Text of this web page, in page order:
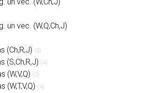
un vec. (W,Q,Ch,J)
(Ch,R,J) (8)
(S,Ch,R,J) (4)
(W,V,Q) (3)
(W,T,V,Q) (4)